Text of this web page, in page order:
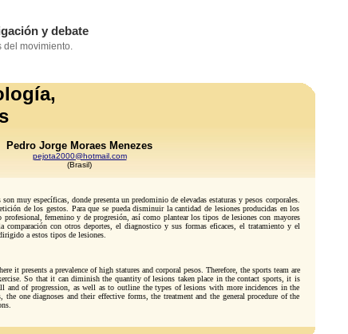
Pedro Jorge Moraes Menezes
pejota2000@hotmail.com
(Brasil)
muy específicas, donde presenta un predominio de elevadas estaturas y pesos corporales.
de los gestos. Para que se pueda disminuir la cantidad de lesiones producidas en los
femenino y de progresión, así como plantear los tipos de lesiones con mayores
con otros deportes, el diagnostico y sus formas eficaces, el tratamiento y el
a estos tipos de lesiones.
presents a prevalence of high statures and corporal pesos. Therefore, the sports team are
So that it can diminish the quantity of lesions taken place in the contact sports, it is
and of progression, as well as to outline the types of lesions with more incidences in the
one diagnoses and their effective forms, the treatment and the general procedure of the